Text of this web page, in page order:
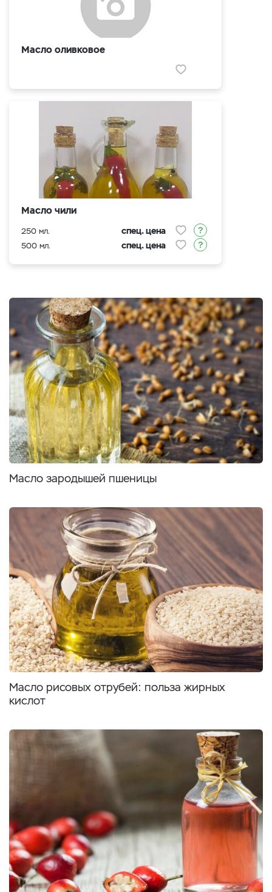
Масло оливковое
Масло чили
250 мл. спец. цена
500 мл. спец. цена
Масло зародышей пшеницы
Масло рисовых отрубей: польза жирных
кислот